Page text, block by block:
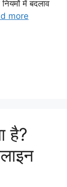
में बदलाव
more
है?